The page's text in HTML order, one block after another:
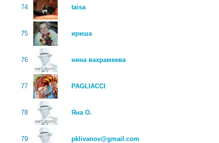
74 taisa
75 ириша
76 нина вахрамеева
77 PAGLIACCI
78 Яна О.
79 pklivanov@gmail.com